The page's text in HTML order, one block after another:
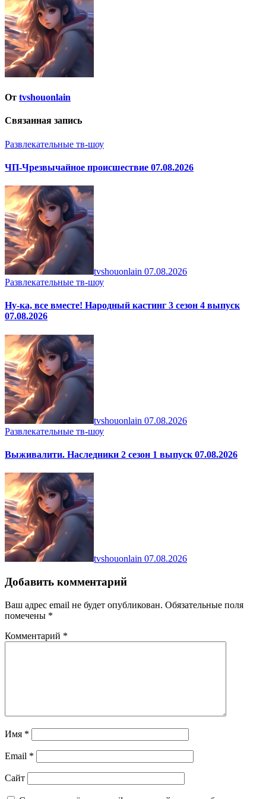
записям
От tvshouonlain
Связанная запись
Развлекательные тв-шоу
ЧП-Чрезвычайное происшествие 07.08.2026
tvshouonlain 07.08.2026
Развлекательные тв-шоу
Ну-ка, все вместе! Народный кастинг 3 сезон 4 выпуск
07.08.2026
tvshouonlain 07.08.2026
Развлекательные тв-шоу
Выживалити. Наследники 2 сезон 1 выпуск 07.08.2026
tvshouonlain 07.08.2026
Добавить комментарий
Ваш адрес email не будет опубликован. Обязательные поля
помечены *
Комментарий *
Имя *
Email *
Сайт